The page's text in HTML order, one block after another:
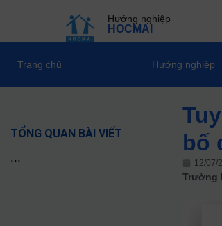
Hướng nghiệp
HOCMAI
Trang chủ Hướng nghiệp
TỔNG QUAN BÀI VIẾT
...
bố
12/07/
Trường